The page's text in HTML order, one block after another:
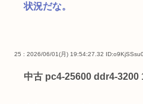
状況だな。
25 : 2026/06/01(月) 19:54:27.32
中古 pc4-25600 ddr4-